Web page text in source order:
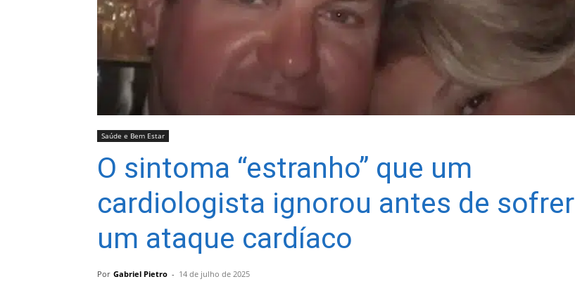
Saúde e Bem Estar
O sintoma “estranho” que um
cardiologista ignorou antes de sofrer
um ataque cardíaco
Por Gabriel Pietro - 14 de julho de 2025